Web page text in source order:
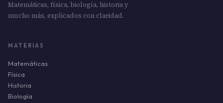
Matemáticas, física, biología, historia y
mucho más, explicados con claridad.
MATERIAS
Matemáticas
Física
Historia
Biología